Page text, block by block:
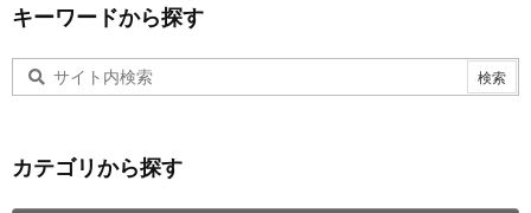
キーワードから探す
カテゴリから探す